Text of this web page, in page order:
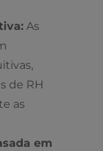
As
de RH
as
em